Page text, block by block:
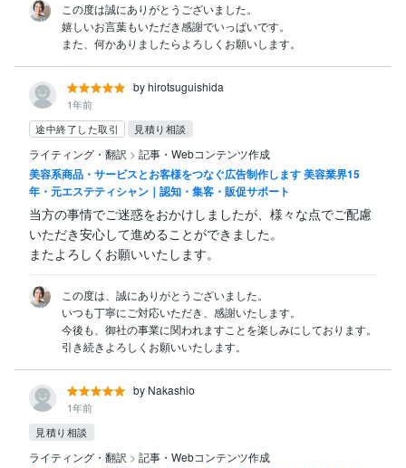
この度は誠にありがとうございました。
嬉しいお言葉もいただき感謝でいっぱいです。
また、何かありましたらよろしくお願いします。
by hirotsuguishida
1年前
途中終了した取引
見積り相談
ライティング・翻訳 > 記事・Webコンテンツ作成
美容系商品・サービスとお客様をつなぐ広告制作します 美容業界15
年・元エステティシャン｜認知・集客・販促サポート
当方の事情でご迷惑をおかけしましたが、様々な点でご配慮
いただき安心して進めることができました。
またよろしくお願いいたします。
この度は、誠にありがとうございました。
いつも丁寧にご対応いただき、感謝いたします。
今後も、御社の事業に関われますことを楽しみにしております。
引き続きよろしくお願いいたします。
by Nakashio
1年前
見積り相談
ライティング・翻訳 > 記事・Webコンテンツ作成